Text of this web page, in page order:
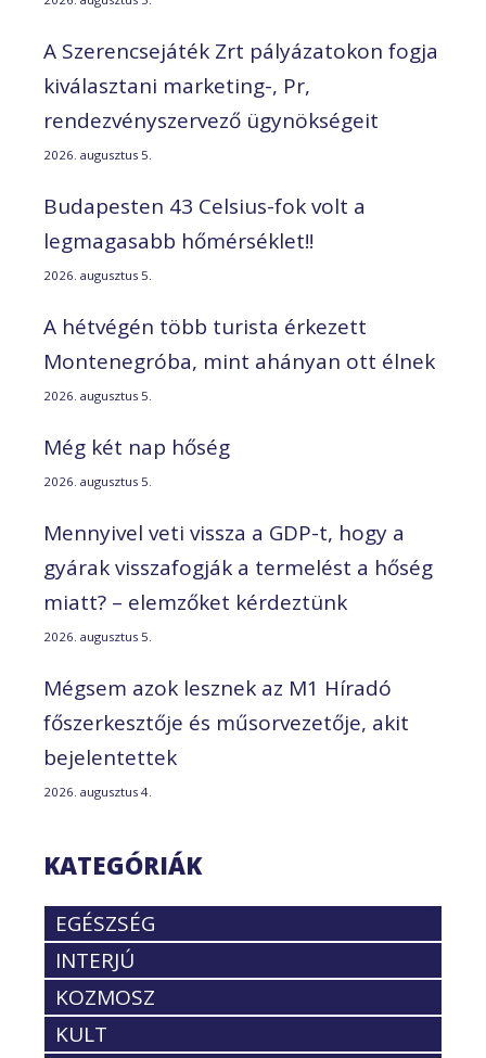
A Szerencsejáték Zrt pályázatokon fogja
kiválasztani marketing-, Pr,
rendezvényszervező ügynökségeit
2026. augusztus 5.
Budapesten 43 Celsius-fok volt a
legmagasabb hőmérséklet!!
2026. augusztus 5.
A hétvégén több turista érkezett
Montenegróba, mint ahányan ott élnek
2026. augusztus 5.
Még két nap hőség
2026. augusztus 5.
Mennyivel veti vissza a GDP-t, hogy a
gyárak visszafogják a termelést a hőség
miatt? – elemzőket kérdeztünk
2026. augusztus 5.
Mégsem azok lesznek az M1 Híradó
főszerkesztője és műsorvezetője, akit
bejelentettek
2026. augusztus 4.
KATEGÓRIÁK
EGÉSZSÉG
INTERJÚ
KOZMOSZ
KULT